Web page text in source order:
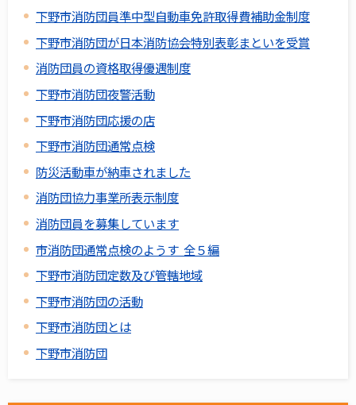
下野市消防団員準中型自動車免許取得費補助金制度
下野市消防団が日本消防協会特別表彰まといを受賞
消防団員の資格取得優遇制度
下野市消防団夜警活動
下野市消防団応援の店
下野市消防団通常点検
防災活動車が納車されました
消防団協力事業所表示制度
消防団員を募集しています
市消防団通常点検のようす 全５編
下野市消防団定数及び管轄地域
下野市消防団の活動
下野市消防団とは
下野市消防団